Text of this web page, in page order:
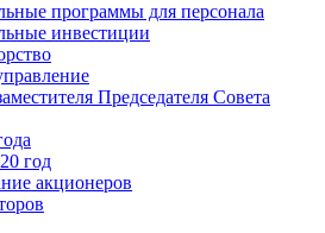
программы для персонала
инвестиции
Председателя Совета
год
акционеров